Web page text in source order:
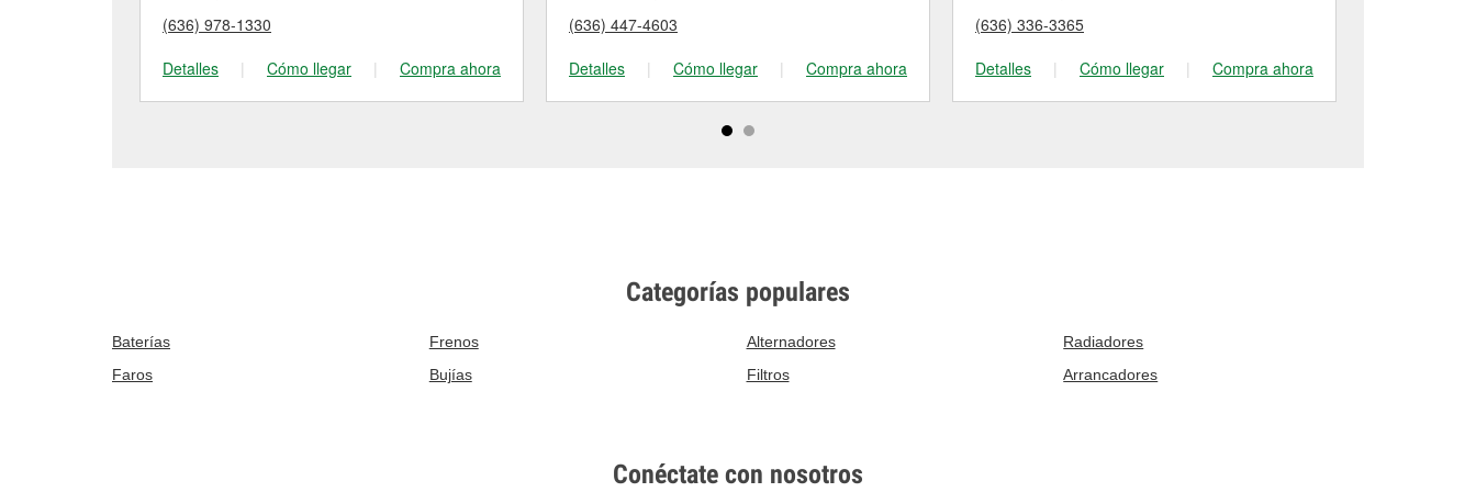
(636) 978-1330
Detalles
| Cómo llegar | Compra ahora
(636) 447-4603
Detalles
| Cómo llegar | Compra ahora
(636) 336-3365
Detalles
| Cómo llegar | Compra ahora
Categorías populares
Baterías Frenos Alternadores
Radiadores
Faros
Bujías Filtros Arrancadores
Conéctate con nosotros